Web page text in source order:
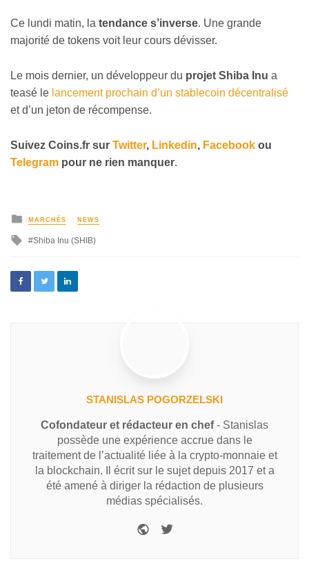
Ce lundi matin, la tendance s’inverse. Une grande
majorité de tokens voit leur cours dévisser.
Le mois dernier, un développeur du projet Shiba Inu a
teasé le lancement prochain d’un stablecoin décentralisé
et d’un jeton de récompense.
Suivez Coins.fr sur Twitter, Linkedin, Facebook ou
Telegram pour ne rien manquer.
MARCHÉS NEWS
Shiba Inu (SHIB)
STANISLAS POGORZELSKI
Cofondateur et rédacteur en chef- Stanislas
possède une expérience accrue dans le
traitement de l’actualité liée à la crypto-monnaie et
la blockchain. Il écrit sur le sujet depuis 2017 et a
été amené à diriger la rédaction de plusieurs
médias spécialisés.